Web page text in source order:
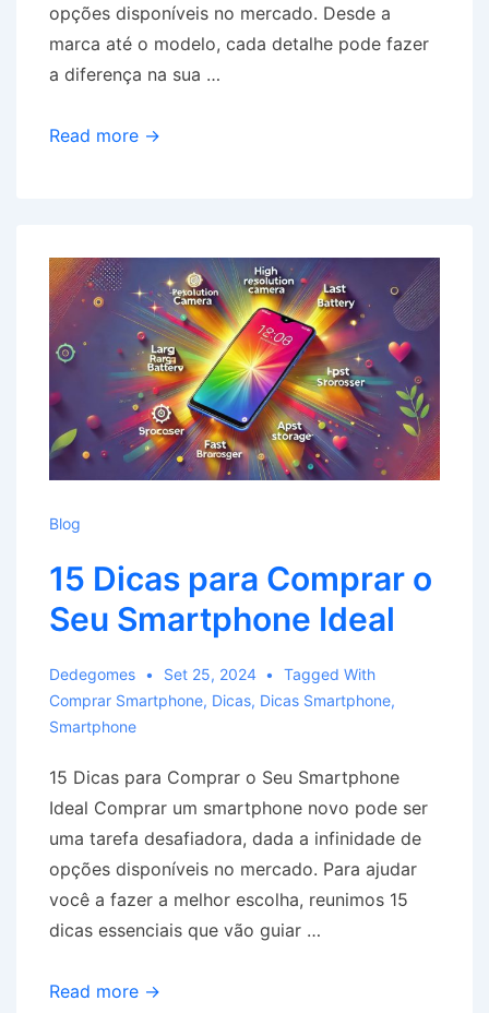
opções disponíveis no mercado. Desde a
marca até o modelo, cada detalhe pode fazer
a diferença na sua …
Como
Seu
Produto:
Da
Marca
Modelo
Read more →
Blog
15 Dicas para Comprar o
Seu Smartphone Ideal
Dedegomes Set 25, 2024
Tagged With
Comprar Smartphone, Dicas, Dicas Smartphone,
Smartphone
15 Dicas para Comprar o Seu Smartphone
Ideal Comprar um smartphone novo pode ser
uma tarefa desafiadora, dada a infinidade de
opções disponíveis no mercado. Para ajudar
você a fazer a melhor escolha, reunimos 15
dicas essenciais que vão guiar …
15
Read more →